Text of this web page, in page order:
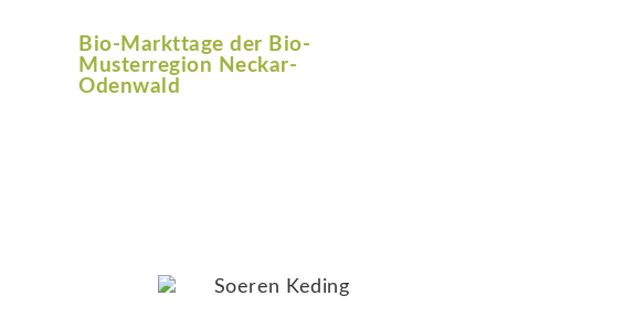
Bio-Markttage der Bio-
Musterregion Neckar-
Odenwald